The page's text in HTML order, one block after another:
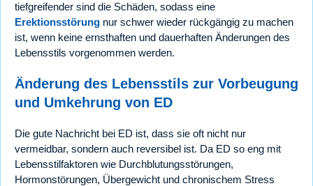
tiefgreifender sind die Schäden, sodass eine
Erektionsstörung nur schwer wieder rückgängig zu machen
ist, wenn keine ernsthaften und dauerhaften Änderungen des
Lebensstils vorgenommen werden.
Änderung des Lebensstils zur Vorbeugung
und Umkehrung von ED
Die gute Nachricht bei ED ist, dass sie oft nicht nur
vermeidbar, sondern auch reversibel ist. Da ED so eng mit
Lebensstilfaktoren wie Durchblutungsstörungen,
Hormonstörungen, Übergewicht und chronischem Stress